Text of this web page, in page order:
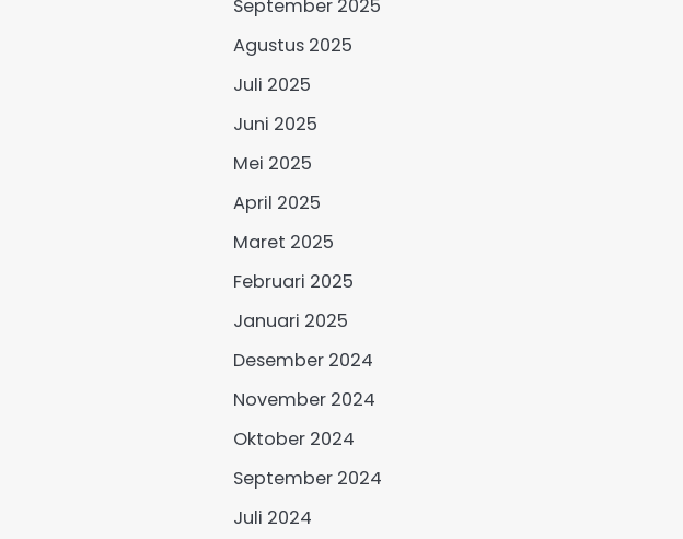
September 2025
Agustus 2025
Juli 2025
Juni 2025
Mei 2025
April 2025
Maret 2025
Februari 2025
Januari 2025
Desember 2024
November 2024
Oktober 2024
September 2024
Juli 2024